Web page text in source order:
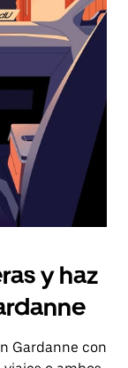
y haz
Gardanne con